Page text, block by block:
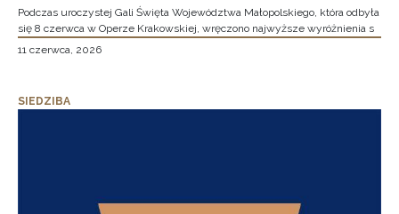
Podczas uroczystej Gali Święta Województwa Małopolskiego, która odbyła
się 8 czerwca w Operze Krakowskiej, wręczono najwyższe wyróżnienia s
11 czerwca, 2026
SIEDZIBA